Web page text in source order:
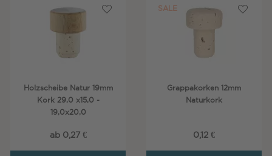
Holzscheibe Natur 19mm
Kork 29,0 x15,0 -
19,0x20,0
ab 0,27 €
SALE
Grappakorken 12mm
Naturkork
0,12 €